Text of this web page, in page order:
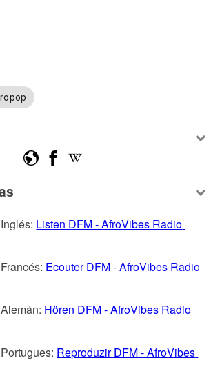
Listen DFM - AfroVibes Radio
Ecouter DFM - AfroVibes Radio
Hören DFM - AfroVibes Radio
Reproduzir DFM - AfroVibes